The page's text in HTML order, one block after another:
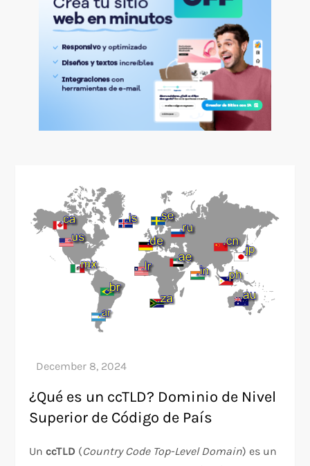
¿Qué es un ccTLD? Dominio de Nivel
Superior de Código de País
UnccTLD (Country Code Top-Level Domain) es un